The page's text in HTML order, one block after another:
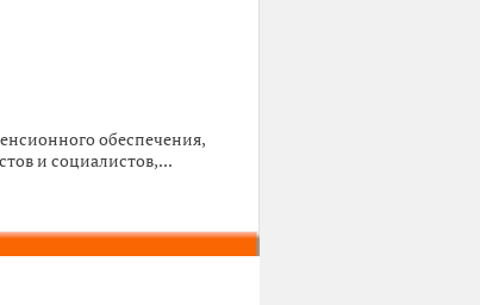
обеспечения,
и социалистов,...